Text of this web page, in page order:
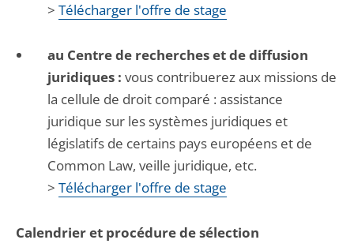
> Télécharger l'offre de stage
au Centre de recherches et de diffusion
juridiques : vous contribuerez aux missions de
la cellule de droit comparé : assistance
juridique sur les systèmes juridiques et
législatifs de certains pays européens et de
Common Law, veille juridique, etc.
> Télécharger l'offre de stage
Calendrier et procédure de sélection